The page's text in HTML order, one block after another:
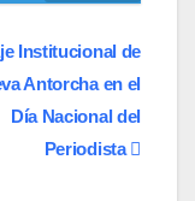
Institucional de
Antorcha en el
Día Nacional del
Periodista